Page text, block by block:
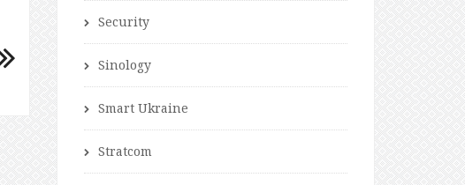
Security
Sinology
Smart Ukraine
Stratcom